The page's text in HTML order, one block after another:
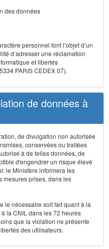
des données
personnel font l’objet d’un
d’adresser une réclamation
et libertés
PARIS CEDEX 07).
de données à
de divulgation non autorisée
conservées ou traitées
à de telles données, de
d'engendrer un risque élevé
le Ministère informera les
mesures prises, dans les
le nécessaire soit fait quant à la
la CNIL dans les 72 heures
que la violation ne présente
des utilisateurs.